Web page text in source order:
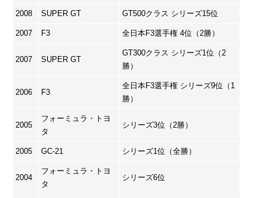
2008 SUPER GT GT500クラス シリーズ15位
2007 F3 全日本F3選手権 4位（2勝）
2007 SUPER GT
GT300クラス シリーズ1位（2
勝）
2006 F3
全日本F3選手権 シリーズ9位（1
勝）
2005
フォーミュラ・トヨ
タ
シリーズ3位（2勝）
2005 GC-21 シリーズ1位（全勝）
2004
フォーミュラ・トヨ
タ
シリーズ6位